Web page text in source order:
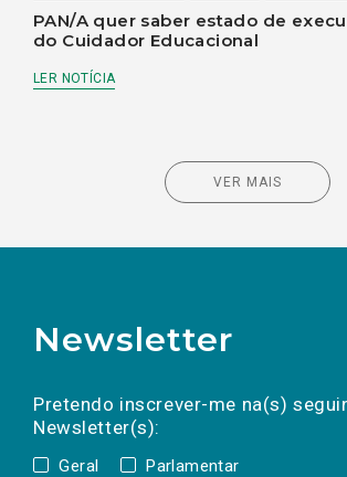
PAN/A quer saber estado de
do Cuidador Educacional
LER NOTÍCIA
VER MAIS
Newsletter
Pretendo inscrever-me na(s)
Newsletter(s):
Geral Parlamentar
a(s) newsletter(s).
mail